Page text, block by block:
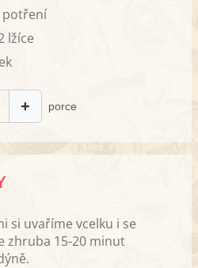
potření
lžíce
+ porce
si uvaříme vcelku i se
zhruba 15-20 minut